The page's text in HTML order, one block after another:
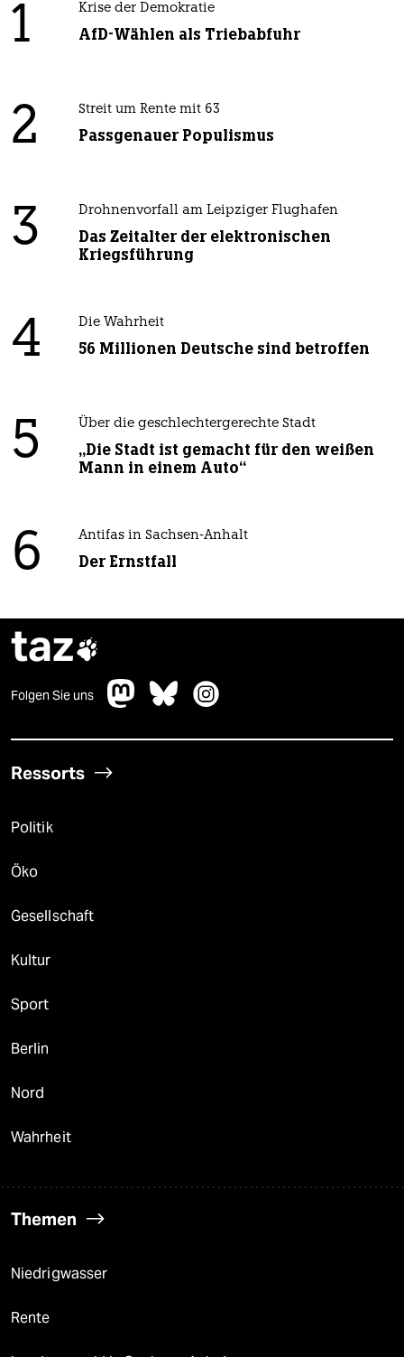
1 Krise der Demokratie
AfD-Wählen als Triebabfuhr
2 Streit um Rente mit 63
Passgenauer Populismus
3 Drohnenvorfall am Leipziger Flughafen
Das Zeitalter der elektronischen
Kriegsführung
4 Die Wahrheit
56 Millionen Deutsche sind betroffen
5 Über die geschlechtergerechte Stadt
„Die Stadt ist gemacht für den weißen
Mann in einem Auto“
6 Antifas in Sachsen-Anhalt
Der Ernstfall
taz
Folgen Sie uns
Ressorts
Politik
Öko
Gesellschaft
Kultur
Sport
Berlin
Nord
Wahrheit
Themen
Niedrigwasser
Rente